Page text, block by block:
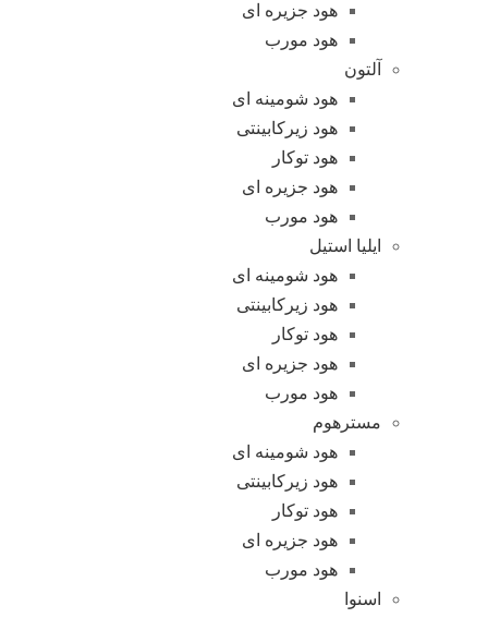
هود جزیره ای
هود مورب
آلتون
هود شومینه ای
هود زیرکابینتی
هود توکار
هود جزیره ای
هود مورب
ایلیا استیل
هود شومینه ای
هود زیرکابینتی
هود توکار
هود جزیره ای
هود مورب
مسترهوم
هود شومینه ای
هود زیرکابینتی
هود توکار
هود جزیره ای
هود مورب
اسنوا